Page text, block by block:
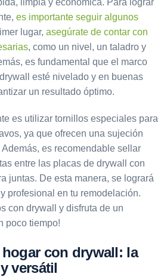
limpia y económica. Para lograr
es importante seguir algunos
lugar, asegúrate de contar con
, como un nivel, un taladro y
es fundamental que el marco
esté nivelado y en buenas
un resultado óptimo.
es utilizar tornillos especiales para
ya que ofrecen una sujeción
es recomendable sellar
entre las placas de drywall con
juntas. De esta manera, se logrará
profesional en tu remodelación.
con drywall y disfruta de un
poco tiempo!
con drywall: la
versátil